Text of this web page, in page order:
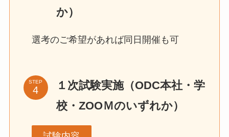
か）
選考のご希望があれば同日開催も可
STEP
１次試験実施（ODC本社・学
校・ZOOＭのいずれか）